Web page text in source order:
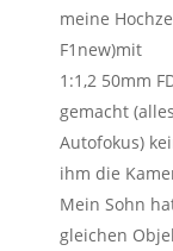
meine
F1new)mit
1:1,2 50mm
gemacht
Autofokus)
ihm die
Mein Sohn
gleichen